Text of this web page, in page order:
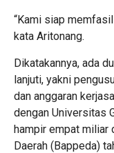
“Kami siap
kata Aritonang.
Dikatakannya, ada
lanjuti, yakni
dan anggaran
dengan Universitas
hampir empat miliar
Daerah (Bappeda)